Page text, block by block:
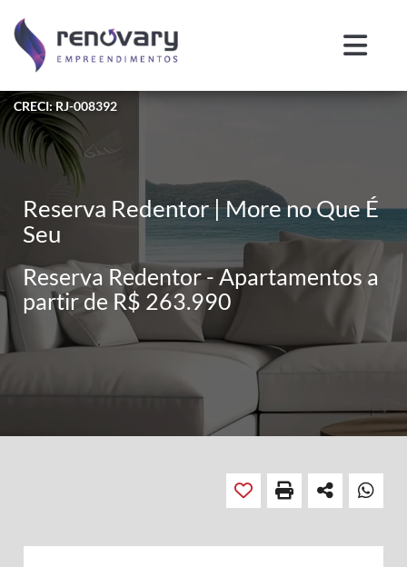
CRECI: RJ-008392
Reserva Redentor | More no Que É
Seu
Reserva Redentor - Apartamentos a
partir de R$ 263.990